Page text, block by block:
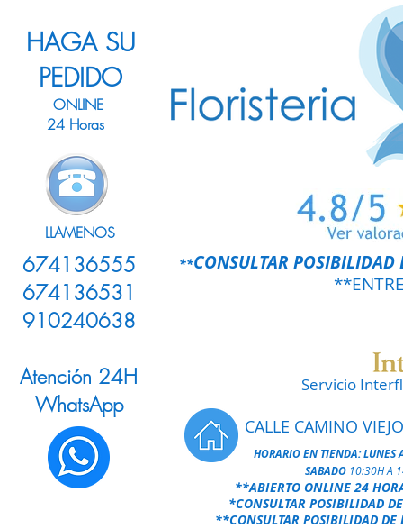
HAGA SU
PEDIDO
ONLINE
24 Horas
LLAMENOS
674136555
674136531
910240638
Atención 24H
WhatsApp
**CONSULTAR POSIBILIDAD
Servicio
CALLE CAMINO
HORARIO EN TIENDA:LUNES
SABADO 10:30H A
**ABIERTO ONLINE 24
*CONSULTAR POSIBILIDAD
**CONSULTAR POSIBILIDAD DE